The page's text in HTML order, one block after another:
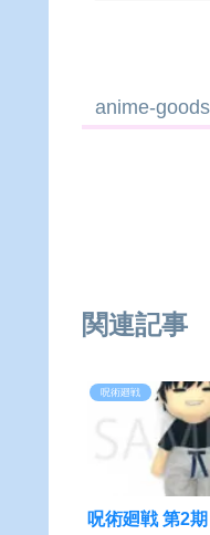
anime-
関連記事
呪術廻戦
呪術廻戦 第2